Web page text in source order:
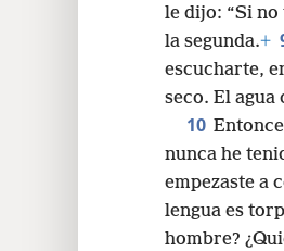
le dijo: “Si no
la segunda.+
escucharte,
seco. El agua
10
nunca he
empezaste a
lengua es
hombre?